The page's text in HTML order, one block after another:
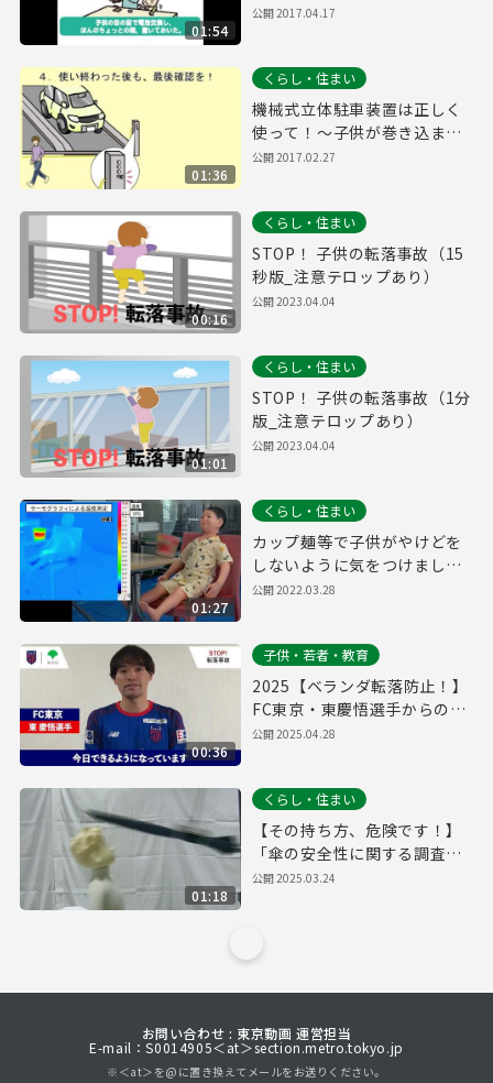
01:54
公開2017.04.17
01:36
くらし・住まい
機械式立体駐車装置は正しく
使って！～子供が巻き込まれ
る重大な事故が発生していま
公開2017.02.27
00:16
くらし・住まい
STOP！ 子供の転落事故（15
秒版_注意テロップあり）
公開2023.04.04
01:01
くらし・住まい
STOP！ 子供の転落事故（1分
版_注意テロップあり）
公開2023.04.04
01:27
くらし・住まい
カップ麺等で子供がやけどを
しないように気をつけましょ
う！
公開2022.03.28
00:36
子供・若者・教育
2025【ベランダ転落防止！】
FC東京・東慶悟選手からのメ
ッセージ
公開2025.04.28
01:18
くらし・住まい
【その持ち方、危険です！】
「傘の安全性に関する調査」
を実施しました
公開2025.03.24
お問い合わせ : 東京動画 運営担当
E-mail：S0014905＜at＞section.metro.tokyo.jp
※＜at＞を@に置き換えてメールをお送りください。